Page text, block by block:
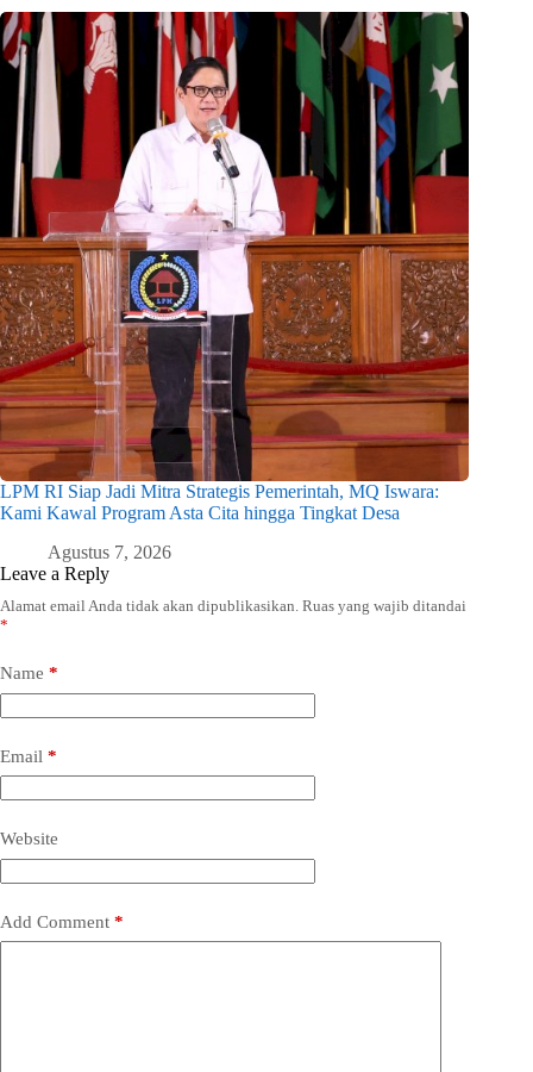
LPM RI Siap Jadi Mitra Strategis Pemerintah, MQ Iswara:
Kami Kawal Program Asta Cita hingga Tingkat Desa
Agustus 7, 2026
Leave a Reply
Alamat email Anda tidak akan dipublikasikan. Ruas yang wajib ditandai
*
Name *
Email *
Website
Add Comment *